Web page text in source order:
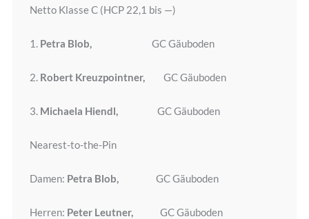
Netto Klasse C (HCP 22,1 bis —)
1. Petra Blob, GC Gäuboden
2. Robert Kreuzpointner, GC Gäuboden
3. Michaela Hiendl, GC Gäuboden
Nearest-to-the-Pin
Damen: Petra Blob, GC Gäuboden
Herren: Peter Leutner, GC Gäuboden